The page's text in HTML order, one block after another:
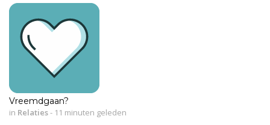
Vreemdgaan?
in Relaties- 11 minuten geleden